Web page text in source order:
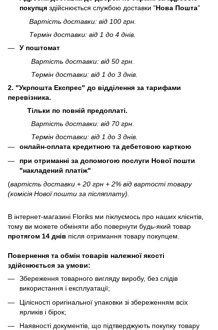
покупця здійснюється службою доставки "Нова Пошта"
Вартість доставки: від 100 грн.
Термін доставки: від 1 до 4 днів.
У поштомат
Вартість доставки: від 50 грн.
Термін доставки: від 1 до 3 днів.
2. "Укрпошта Експрес" до відділення за тарифами
перевізника.
Тільки по повній предоплаті.
Вартість доставки: від 70 грн.
Термін доставки: від 1 до 3 днів.
онлайн-оплата кредитною та дебетовою карткою
при отриманні за допомогою послуги Нової пошти
"накладений платіж"
(вартість доставки + 20 грн + 2% від вартості товару
(комісія Нової пошти за післяплату).
В інтернет-магазині Floriks ми піклуємось про наших клієнтів,
тому ви можете обміняти або повернути будь-який товар
протягом 14 днів після отримання товару покупцем.
Повернення та обмін товарів належної якості
здійснюється за умови:
Збереження товарного вигляду виробу, без слідів
використання і експлуатації;
Цілісності оригінальної упаковки зі збереженням всіх
ярликів і бірок;
Наявності документів, що підтверджують покупку товару